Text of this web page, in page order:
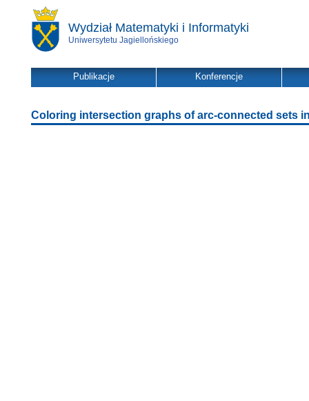
Wydział Matematyki i Informatyki
Uniwersytetu Jagiellońskiego
Publikacje Konferencje
Coloring intersection graphs of arc-connected sets